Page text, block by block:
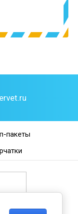
пакеты